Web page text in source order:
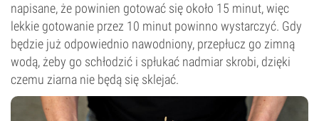
napisane, że powinien gotować się około 15 minut, więc
lekkie gotowanie przez 10 minut powinno wystarczyć. Gdy
będzie już odpowiednio nawodniony, przepłucz go zimną
wodą, żeby go schłodzić i spłukać nadmiar skrobi, dzięki
czemu ziarna nie będą się sklejać.